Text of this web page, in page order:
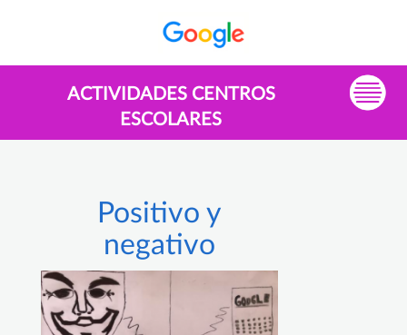
ACTIVIDADES CENTROS
ESCOLARES
Positivo y
negativo